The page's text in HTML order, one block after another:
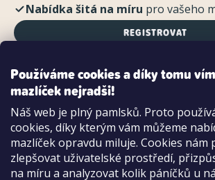
Používáme cookies a díky tomu
mazlíček nejradši!
Náš web je plný pamlsků. Proto
cookies, díky kterým vám můžeme
mazlíček opravdu miluje. Cookies nám
zlepšovat uživatelské prostředí,
na míru a analyzovat kolik páníčků u
Nabídka šitá na míru pro vašeho
REGISTROVAT
Možnosti platby:
Dobírkou
Hotově i kartou na pobočce